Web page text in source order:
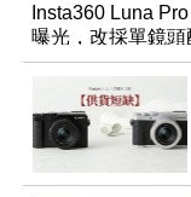
Insta360 Luna
曝光，改採單鏡頭